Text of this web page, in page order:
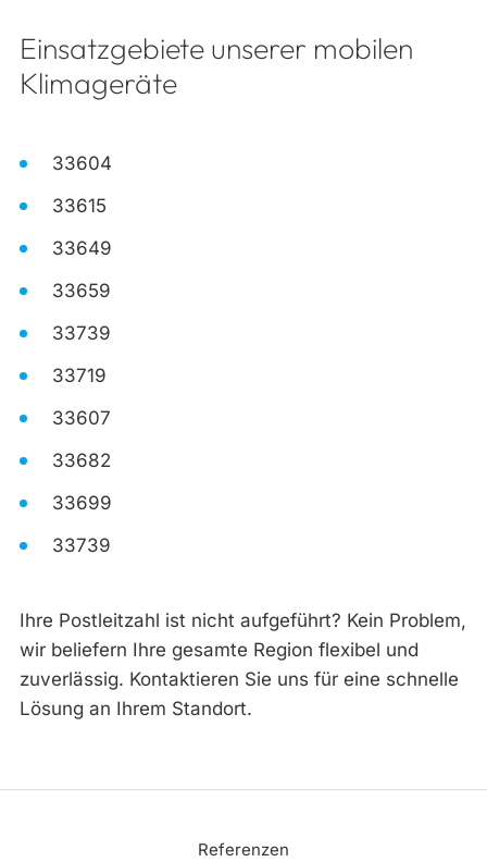
Einsatzgebiete unserer mobilen
Klimageräte
33604
33615
33649
33659
33739
33719
33607
33682
33699
33739
Ihre Postleitzahl ist nicht aufgeführt? Kein Problem,
wir beliefern Ihre gesamte Region flexibel und
zuverlässig. Kontaktieren Sie uns für eine schnelle
Lösung an Ihrem Standort.
Referenzen